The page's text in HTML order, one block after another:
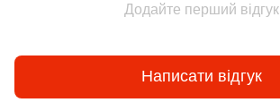
Додайте перший відгук
Написати відгук